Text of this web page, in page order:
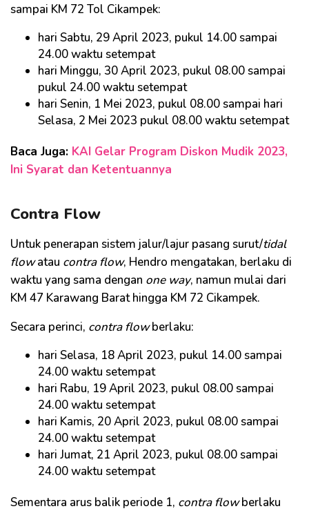
sampai KM 72 Tol Cikampek:
hari Sabtu, 29 April 2023, pukul 14.00 sampai
24.00 waktu setempat
hari Minggu, 30 April 2023, pukul 08.00 sampai
pukul 24.00 waktu setempat
hari Senin, 1 Mei 2023, pukul 08.00 sampai hari
Selasa, 2 Mei 2023 pukul 08.00 waktu setempat
Baca Juga: KAI Gelar Program Diskon Mudik 2023,
Ini Syarat dan Ketentuannya
Contra Flow
Untuk penerapan sistem jalur/lajur pasang surut/tidal
flowatau contra flow, Hendro mengatakan, berlaku di
waktu yang sama dengan one way, namun mulai dari
KM 47 Karawang Barat hingga KM 72 Cikampek.
Secara perinci, contra flowberlaku:
hari Selasa, 18 April 2023, pukul 14.00 sampai
24.00 waktu setempat
hari Rabu, 19 April 2023, pukul 08.00 sampai
24.00 waktu setempat
hari Kamis, 20 April 2023, pukul 08.00 sampai
24.00 waktu setempat
hari Jumat, 21 April 2023, pukul 08.00 sampai
24.00 waktu setempat
Sementara arus balik periode 1, contra flowberlaku